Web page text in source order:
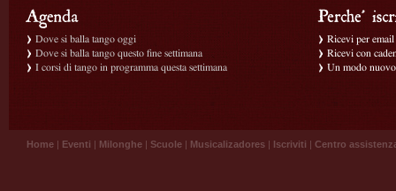
Dove si balla tango oggi
Dove si balla tango questo fine settimana
I corsi di tango in programma questa settimana
Ricevi per
Ricevi con
Un modo
Home | Eventi | Milonghe | Scuole | Musicalizadores | Iscriviti | Centro